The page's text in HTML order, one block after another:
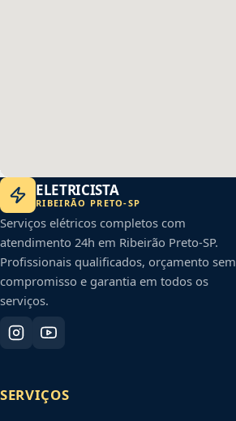
ELETRICISTA
RIBEIRÃO PRETO-SP
Serviços elétricos completos com
atendimento 24h em Ribeirão Preto-SP.
Profissionais qualificados, orçamento sem
compromisso e garantia em todos os
serviços.
SERVIÇOS